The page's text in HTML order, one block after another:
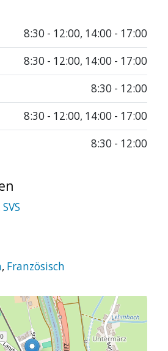
8:30 - 12:00, 14:00 - 17:00
8:30 - 12:00, 14:00 - 17:00
8:30 - 12:00
8:30 - 12:00, 14:00 - 17:00
8:30 - 12:00
SVS
, Französisch